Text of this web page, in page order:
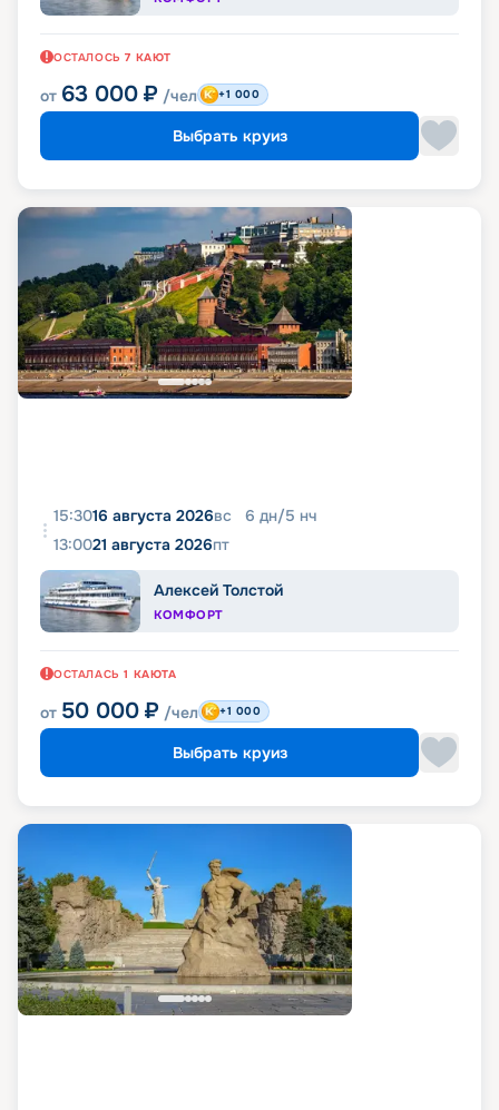
ОСТАЛОСЬ 7 КАЮТ
от 63 000 ₽ /чел +1 000
Выбрать круиз
15:3016 августа 2026вс 6 дн/5 нч
13:0021 августа 2026пт
Алексей Толстой
КОМФОРТ
ОСТАЛАСЬ 1 КАЮТА
от 50 000 ₽ /чел +1 000
Выбрать круиз